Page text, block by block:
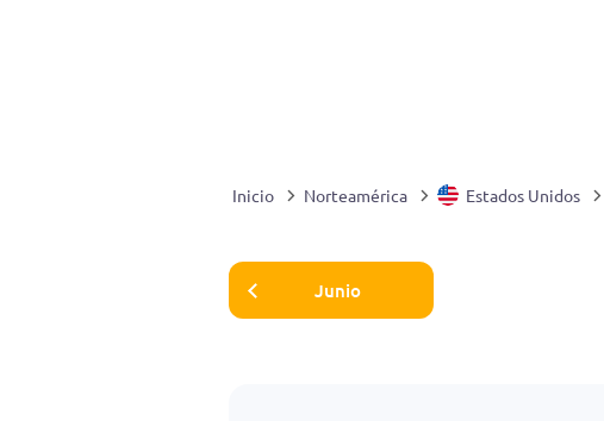
Inicio Norteamérica Estados Unidos
Junio